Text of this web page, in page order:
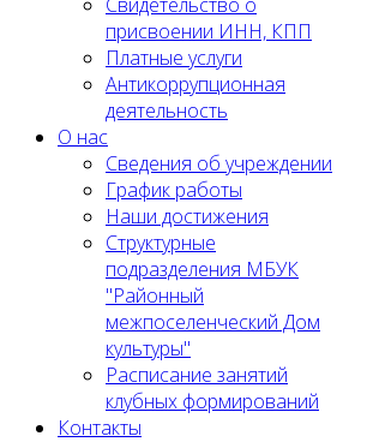
присвоении ИНН, КПП
Платные услуги
Антикоррупционная
деятельность
О нас
Сведения об учреждении
График работы
Наши достижения
Структурные
подразделения МБУК
"Районный
межпоселенческий Дом
культуры"
Расписание занятий
клубных формирований
Контакты